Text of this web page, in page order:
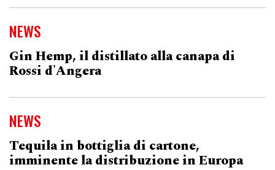
NEWS
Gin Hemp, il distillato alla canapa di
Rossi d'Angera
NEWS
Tequila in bottiglia di cartone,
imminente la distribuzione in Europa